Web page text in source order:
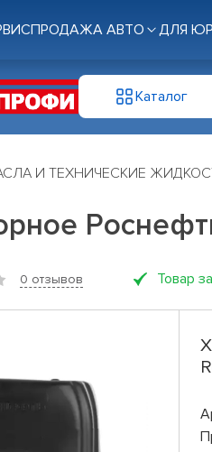
ПРОДАЖА АВТО ДЛЯ
Каталог
И ТЕХНИЧЕСКИЕ
0 отзывов Товар